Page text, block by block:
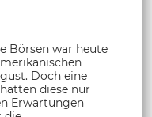
Börsen war heute
Doch eine
diese nur
Erwartungen